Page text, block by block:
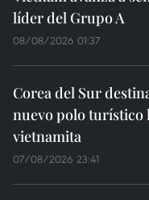
líder del Grupo A
08/08/2026 01:37
Corea del Sur
nuevo polo turístico
vietnamita
07/08/2026 23:41